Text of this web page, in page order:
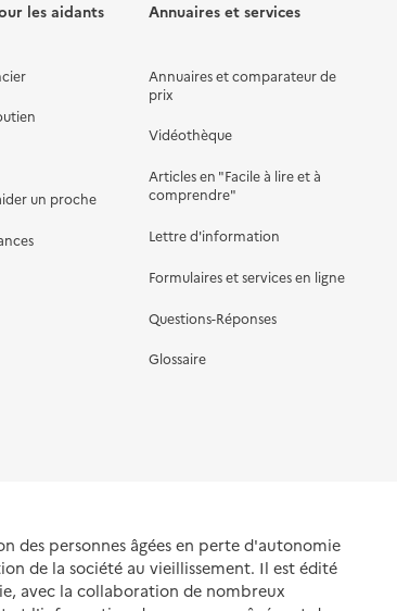
les aidants
un proche
Annuaires et services
Annuaires et comparateur de
prix
Vidéothèque
Articles en "Facile à lire et à
comprendre"
Lettre d'information
Formulaires et services en ligne
Questions-Réponses
Glossaire
personnes âgées en perte d'autonomie
de la société au vieillissement. Il est édité
avec la collaboration de nombreux